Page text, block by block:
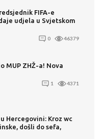
FIFA-e
udjela u Svjetskom
0 46379
MUP ZHŽ-a! Nova
1 4371
Hercegovini: Kroz wc
došli do sefa,